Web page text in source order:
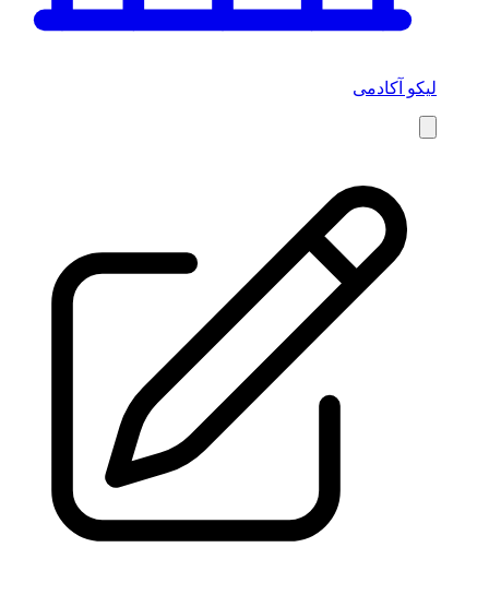
لیکو آکادمی